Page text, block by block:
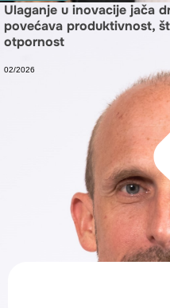
Ulaganje u inovacije jača
povećava produktivnost,
otpornost
02/2026